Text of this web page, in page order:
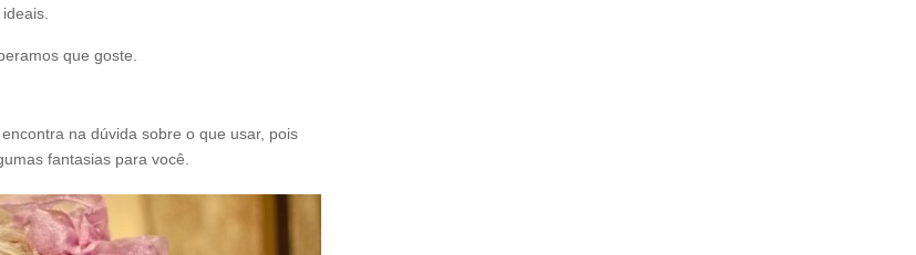
que goste.
na dúvida sobre o que usar, pois
fantasias para você.